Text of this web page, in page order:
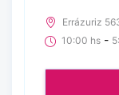
Errázuriz
10:00 hs -